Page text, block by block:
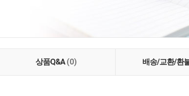
상품Q&A(0) 배송/교환/환